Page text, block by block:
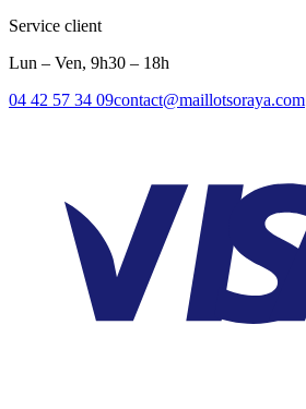
Service client
Lun – Ven, 9h30 – 18h
04 42 57 34 09contact@maillotsoraya.com